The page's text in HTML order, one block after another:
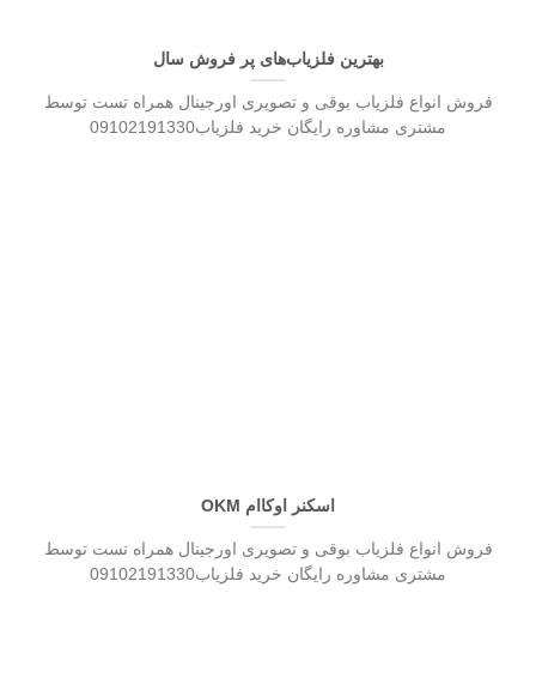
بهترین فلزیاب‌های پر فروش سال
فروش انواع فلزیاب بوقی و تصویری اورجینال همراه تست توسط
مشتری مشاوره رایگان خرید فلزیاب09102191330
اسکنر اوکاام OKM
فروش انواع فلزیاب بوقی و تصویری اورجینال همراه تست توسط
مشتری مشاوره رایگان خرید فلزیاب09102191330